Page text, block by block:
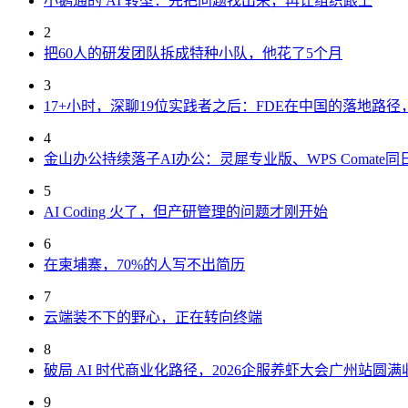
2
把60人的研发团队拆成特种小队，他花了5个月
3
17+小时，深聊19位实践者之后：FDE在中国的落地路径
4
金山办公持续落子AI办公：灵犀专业版、WPS Comate同
5
AI Coding 火了，但产研管理的问题才刚开始
6
在柬埔寨，70%的人写不出简历
7
云端装不下的野心，正在转向终端
8
破局 AI 时代商业化路径，2026企服养虾大会广州站圆满
9